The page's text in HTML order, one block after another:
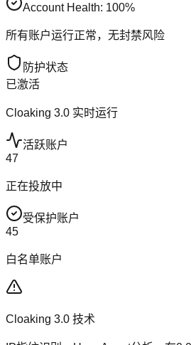
Account Health: 100%
所有账户运行正常，无封禁风险
防护状态
已激活
Cloaking 3.0 实时运行
活跃账户
47
正在投放中
受保护账户
45
白名单账户
Cloaking 3.0 技术